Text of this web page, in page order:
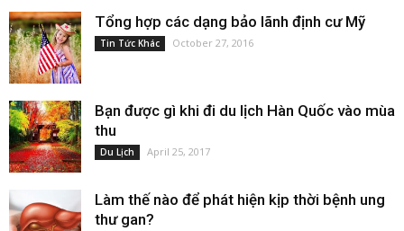
Tổng hợp các dạng bảo lãnh định cư Mỹ
Tin Tức Khác October 27, 2016
Bạn được gì khi đi du lịch Hàn Quốc vào mùa
thu
Du Lịch April 25, 2017
Làm thế nào để phát hiện kịp thời bệnh ung
thư gan?